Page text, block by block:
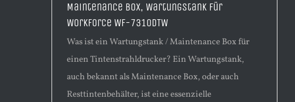
Maintenance Box, Wartungstank für
WorkForce WF-7310DTW
Was ist ein Wartungstank / Maintenance Box für
einen Tintenstrahldrucker? Ein Wartungstank,
auch bekannt als Maintenance Box, oder auch
Resttintenbehälter, ist eine essenzielle